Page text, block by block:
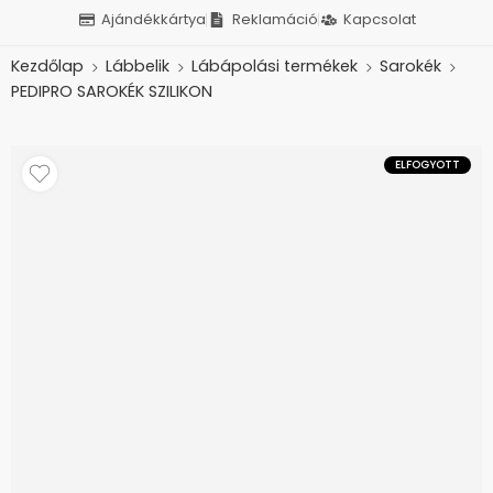
Ajándékkártya Reklamáció Kapcsolat
Kezdőlap Lábbelik Lábápolási termékek
Sarokék
PEDIPRO SAROKÉK SZILIKON
ELFOGYOTT